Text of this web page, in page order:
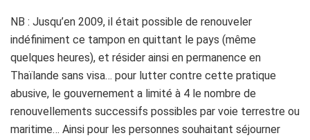
NB : Jusqu’en 2009, il était possible de renouveler
indéfiniment ce tampon en quittant le pays (même
quelques heures), et résider ainsi en permanence en
Thaïlande sans visa… pour lutter contre cette pratique
abusive, le gouvernement a limité à 4 le nombre de
renouvellements successifs possibles par voie terrestre ou
maritime… Ainsi pour les personnes souhaitant séjourner